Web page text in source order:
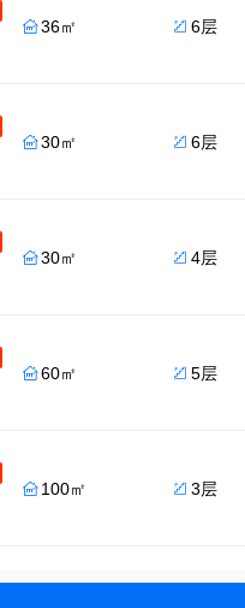
36㎡  6层
30㎡  6层
30㎡  4层
60㎡  5层
 100㎡  3层